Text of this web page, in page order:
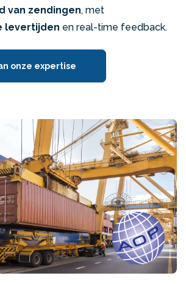
van zendingen, met
levertijden en real-time feedback.
onze expertise